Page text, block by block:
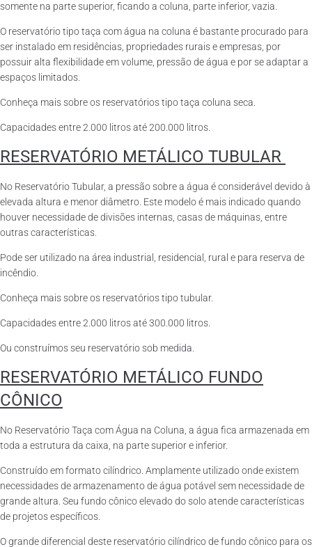
somente na parte superior, ficando a coluna, parte inferior, vazia.
O reservatório tipo taça com água na coluna é bastante procurado para
ser instalado em residências, propriedades rurais e empresas, por
possuir alta flexibilidade em volume, pressão de água e por se adaptar a
espaços limitados.
Conheça mais sobre os reservatórios tipo taça coluna seca.
Capacidades entre 2.000 litros até 200.000 litros.
RESERVATÓRIO METÁLICO TUBULAR
No Reservatório Tubular, a pressão sobre a água é considerável devido à
elevada altura e menor diâmetro. Este modelo é mais indicado quando
houver necessidade de divisões internas, casas de máquinas, entre
outras características.
Pode ser utilizado na área industrial, residencial, rural e para reserva de
incêndio.
Conheça mais sobre os reservatórios tipo tubular.
Capacidades entre 2.000 litros até 300.000 litros.
Ou construímos seu reservatório sob medida.
RESERVATÓRIO METÁLICO FUNDO
CÔNICO
No Reservatório Taça com Água na Coluna, a água fica armazenada em
toda a estrutura da caixa, na parte superior e inferior.
Construído em formato cilíndrico. Amplamente utilizado onde existem
necessidades de armazenamento de água potável sem necessidade de
grande altura. Seu fundo cônico elevado do solo atende características
de projetos específicos.
O grande diferencial deste reservatório cilíndrico de fundo cônico para os